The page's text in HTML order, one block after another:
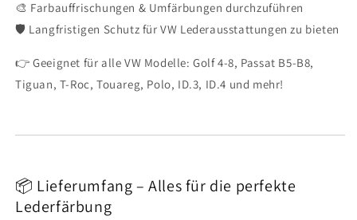
🎨 Farbauffrischungen & Umfärbungen durchzuführen
🛡️ Langfristigen Schutz für VW Lederausstattungen zu bieten
👉 Geeignet für alle VW Modelle: Golf 4-8, Passat B5-B8,
Tiguan, T-Roc, Touareg, Polo, ID.3, ID.4 und mehr!
📦 Lieferumfang – Alles für die perfekte
Lederfärbung